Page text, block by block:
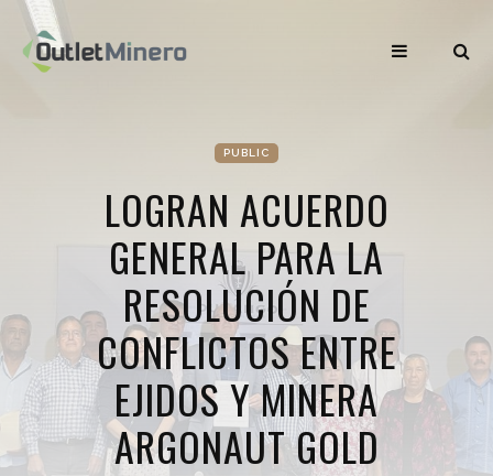
PUBLIC
LOGRAN ACUERDO
GENERAL PARA LA
RESOLUCIÓN DE
CONFLICTOS ENTRE
EJIDOS Y MINERA
ARGONAUT GOLD